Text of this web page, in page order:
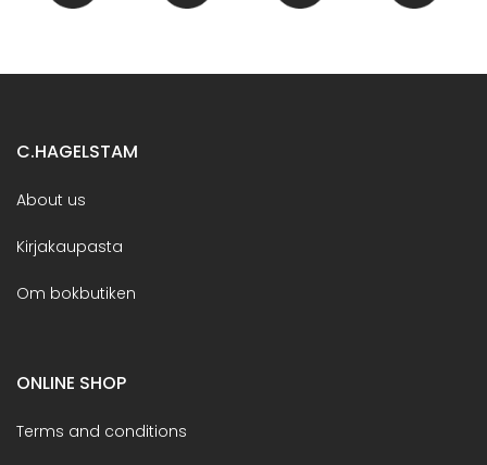
C.HAGELSTAM
About us
Kirjakaupasta
Om bokbutiken
ONLINE SHOP
Terms and conditions